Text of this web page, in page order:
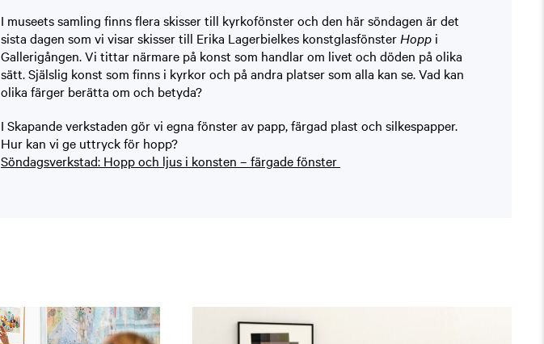
I museets samling finns flera skisser till kyrkofönster och den här söndagen är det
sista dagen som vi visar skisser till Erika Lagerbielkes konstglasfönster Hopp i
Gallerigången. Vi tittar närmare på konst som handlar om livet och döden på olika
sätt. Själslig konst som finns i kyrkor och på andra platser som alla kan se. Vad kan
olika färger berätta om och betyda?
I Skapande verkstaden gör vi egna fönster av papp, färgad plast och silkespapper.
Hur kan vi ge uttryck för hopp?
Söndagsverkstad: Hopp och ljus i konsten – färgade fönster